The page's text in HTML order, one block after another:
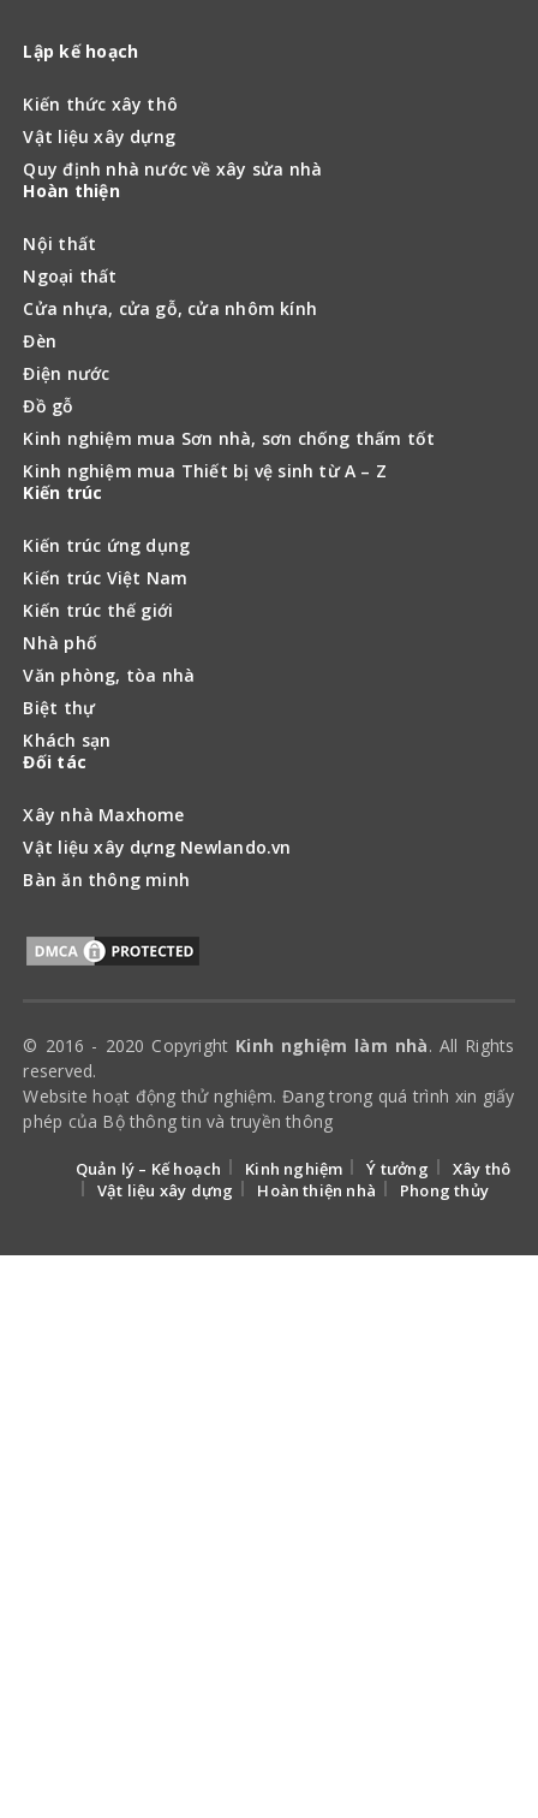
Lập kế hoạch
Kiến thức xây thô
Vật liệu xây dựng
Quy định nhà nước về xây sửa nhà
Hoàn thiện
Nội thất
Ngoại thất
Cửa nhựa, cửa gỗ, cửa nhôm kính
Đèn
Điện nước
Đồ gỗ
Kinh nghiệm mua Sơn nhà, sơn chống thấm tốt
Kinh nghiệm mua Thiết bị vệ sinh từ A – Z
Kiến trúc
Kiến trúc ứng dụng
Kiến trúc Việt Nam
Kiến trúc thế giới
Nhà phố
Văn phòng, tòa nhà
Biệt thự
Khách sạn
Đối tác
Xây nhà Maxhome
Vật liệu xây dựng Newlando.vn
Bàn ăn thông minh
© 2016 - 2020 Copyright Kinh nghiệm làm nhà. All Rights
reserved.
Website hoạt động thử nghiệm. Đang trong quá trình xin giấy
phép của Bộ thông tin và truyền thông
Quản lý – Kế hoạch Kinh nghiệm Ý tưởng
Xây thô
Vật liệu xây dựng
Hoàn thiện nhà Phong thủy